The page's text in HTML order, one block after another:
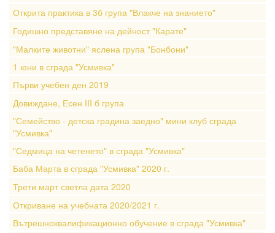
Открита практика в 3б група "Влакче на знанието"
Годишно представяне на дейност "Карате"
"Малките животни" яслена група "Бонбони"
1 юни в сграда "Усмивка"
Първи учебен ден 2019
Довиждане, Есен III б група
"Семейство - детска градина заедно" мини клуб сграда
"Усмивка"
"Седмица на четенето" в сграда "Усмивка"
Баба Марта в сграда "Усмивка" 2020 г.
Трети март светла дата 2020
Откриване на учебната 2020/2021 г.
Вътрешноквалификационно обучение в сграда "Усмивка"